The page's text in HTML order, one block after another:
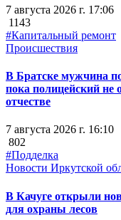
7 августа 2026 г. 17:06
1143
#Капитальный ремонт
Происшествия
В Братске мужчина
пока полицейский не
отчестве
7 августа 2026 г. 16:10
802
#Подделка
Новости Иркутской
В Качуге открыли
для охраны лесов